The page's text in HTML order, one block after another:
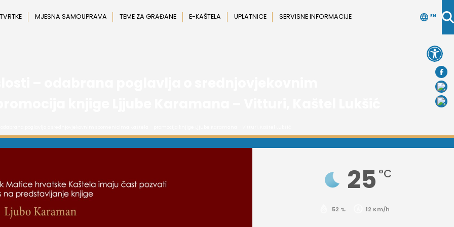
MJESNA SAMOUPRAVA TEME ZA GRAĐANE E-KAŠTELA UPLATNICE SERVISNE INFORMACIJE EN
25 °C
52 % 12 Km/h